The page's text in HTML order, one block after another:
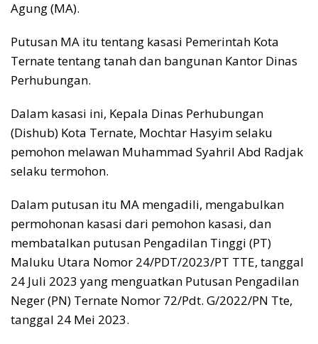
Agung (MA).
Putusan MA itu tentang kasasi Pemerintah Kota
Ternate tentang tanah dan bangunan Kantor Dinas
Perhubungan.
Dalam kasasi ini, Kepala Dinas Perhubungan
(Dishub) Kota Ternate, Mochtar Hasyim selaku
pemohon melawan Muhammad Syahril Abd Radjak
selaku termohon.
Dalam putusan itu MA mengadili, mengabulkan
permohonan kasasi dari pemohon kasasi, dan
membatalkan putusan Pengadilan Tinggi (PT)
Maluku Utara Nomor 24/PDT/2023/PT TTE, tanggal
24 Juli 2023 yang menguatkan Putusan Pengadilan
Neger (PN) Ternate Nomor 72/Pdt. G/2022/PN Tte,
tanggal 24 Mei 2023.